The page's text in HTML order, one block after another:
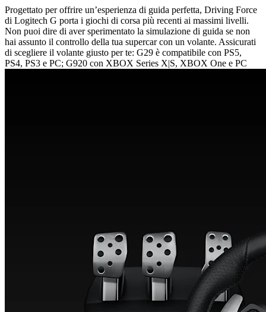
Progettato per offrire un’esperienza di guida perfetta, Driving Force
di Logitech G porta i giochi di corsa più recenti ai massimi livelli.
Non puoi dire di aver sperimentato la simulazione di guida se non
hai assunto il controllo della tua supercar con un volante. Assicurati
di scegliere il volante giusto per te: G29 è compatibile con PS5,
PS4, PS3 e PC; G920 con XBOX Series X|S, XBOX One e PC